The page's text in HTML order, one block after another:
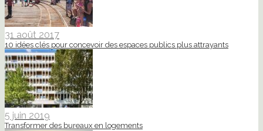
31 août 2017
10 idées clés pour concevoir des espaces publics plus attrayants
5 juin 2019
Transformer des bureaux en logements